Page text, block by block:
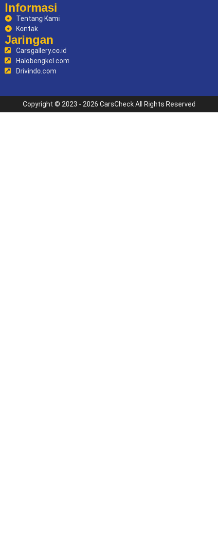
Informasi
Tentang Kami
Kontak
Jaringan
Carsgallery.co.id
Halobengkel.com
Drivindo.com
Copyright © 2023 - 2026 CarsCheck All Rights Reserved